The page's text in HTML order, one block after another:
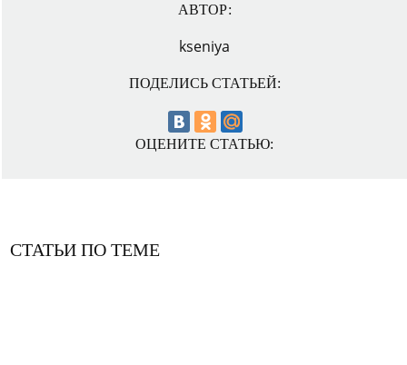
АВТОР:
kseniya
ПОДЕЛИСЬ СТАТЬЕЙ:
ОЦЕНИТЕ СТАТЬЮ:
СТАТЬИ ПО ТЕМЕ